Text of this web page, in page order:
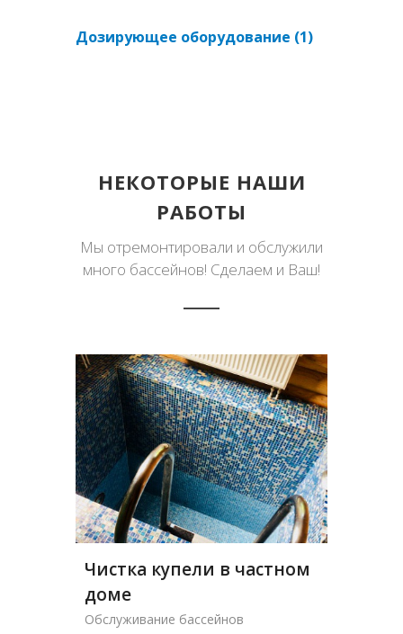
Дозирующее оборудование (1)
НЕКОТОРЫЕ НАШИ
РАБОТЫ
Мы отремонтировали и обслужили
много бассейнов! Сделаем и Ваш!
Чистка купели в частном
доме
Обслуживание бассейнов